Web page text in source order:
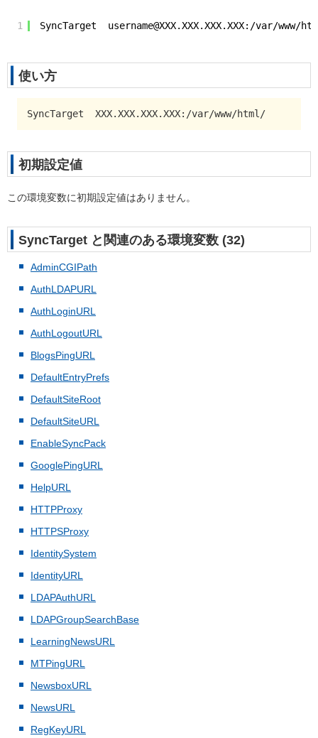
1 SyncTarget  username@XXX.XXX.XXX.XXX:/var/www/
使い方
SyncTarget  XXX.XXX.XXX.XXX:/var/www/html/
初期設定値
この環境変数に初期設定値はありません。
SyncTarget と関連のある環境変数 (32)
AdminCGIPath
AuthLDAPURL
AuthLoginURL
AuthLogoutURL
BlogsPingURL
DefaultEntryPrefs
DefaultSiteRoot
DefaultSiteURL
EnableSyncPack
GooglePingURL
HelpURL
HTTPProxy
HTTPSProxy
IdentitySystem
IdentityURL
LDAPAuthURL
LDAPGroupSearchBase
LearningNewsURL
MTPingURL
NewsboxURL
NewsURL
RegKeyURL